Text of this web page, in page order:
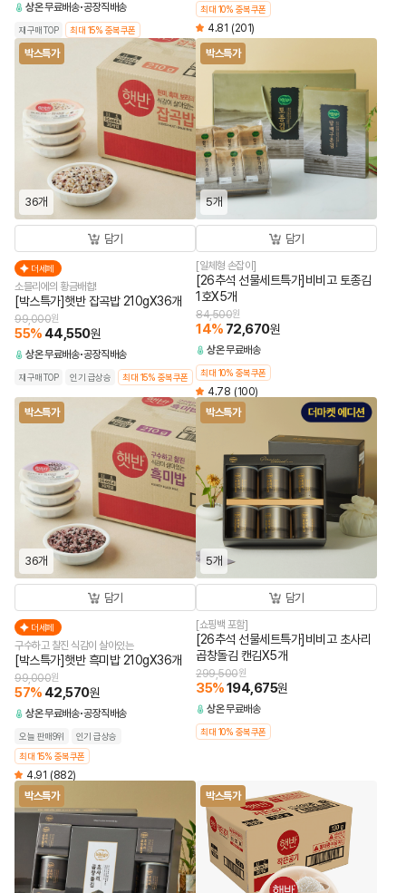
상온무료배송 공장직배송
재구매TOP 최대 15% 중복쿠폰
최대 10% 중복쿠폰
4.81 (201)
박스특가
36개
담기
더세페
소믈리에의 황금배합!
[박스특가]햇반 잡곡밥 210gX36개
99,000원
55% 44,550원
상온무료배송 공장직배송
재구매TOP 인기 급상승 최대 15% 중복쿠폰
박스특가
5개
담기
[일체형 손잡이]
[26추석 선물세트특가]비비고 토종김
1호X5개
84,500원
14% 72,670원
상온무료배송
최대 10% 중복쿠폰
4.78 (100)
박스특가
36개
담기
더세페
구수하고 찰진 식감이 살아있는
[박스특가]햇반 흑미밥 210gX36개
99,000원
57% 42,570원
상온무료배송 공장직배송
오늘 판매9위
인기 급상승
최대 15% 중복쿠폰
4.91 (882)
박스특가
5개
담기
[쇼핑백 포함]
[26추석 선물세트특가]비비고 초사리
곱창돌김 캔김X5개
299,500원
35%194,675원
상온무료배송
최대 10% 중복쿠폰
박스특가 박스특가